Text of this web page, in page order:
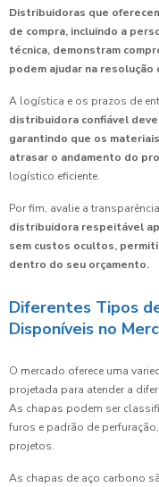
Distribuidoras que
de compra, incluindo a
técnica, demonstram
podem ajudar na resolução
A logística e os prazos de
distribuidora confiável
garantindo que os
atrasar o andamento do
logístico eficiente.
Por fim, avalie a
distribuidora respeitável
sem custos ocultos,
dentro do seu orçamento.
Diferentes Tipos
Disponíveis no
O mercado oferece uma
projetada para atender a
As chapas podem ser
furos e padrão de
projetos.
As chapas de aço carbono